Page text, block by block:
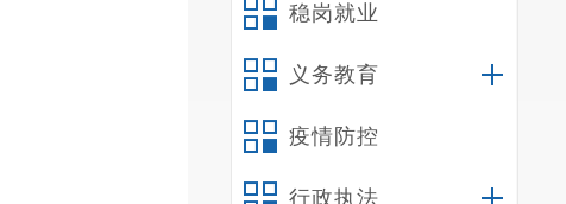
稳岗就业
义务教育
疫情防控
行政执法